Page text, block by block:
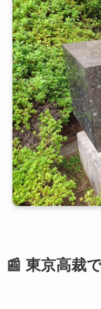
📰 東京高裁